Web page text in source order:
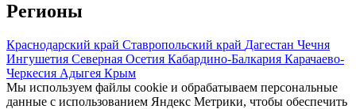
Регионы
Краснодарский край Ставропольский край Дагестан Чечня
Ингушетия Северная Осетия Кабардино-Балкария Карачаево-
Черкесия Адыгея Крым
Мы используем файлы cookie и обрабатываем персональные
данные с использованием Яндекс Метрики, чтобы обеспечить